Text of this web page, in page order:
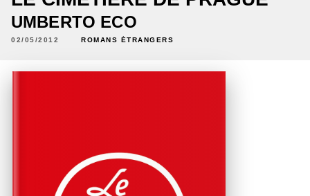
UMBERTO ECO
02/05/2012 ROMANS ÉTRANGERS